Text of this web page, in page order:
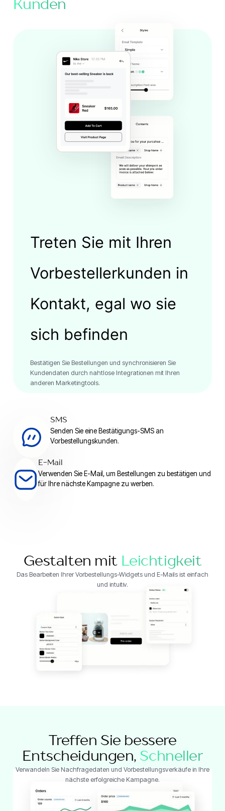
Kunden
Treten Sie mit Ihren
Vorbestellerkunden in
Kontakt, egal wo sie
sich befinden
Bestätigen Sie Bestellungen und synchronisieren Sie
Kundendaten durch nahtlose Integrationen mit Ihren
anderen Marketingtools.
SMS
Senden Sie eine Bestätigungs-SMS an
Vorbestellungskunden.
E-Mail
Verwenden Sie E-Mail, um Bestellungen zu bestätigen und
für Ihre nächste Kampagne zu werben.
Gestalten mit Leichtigkeit
Das Bearbeiten Ihrer Vorbestellungs-Widgets und E-Mails ist einfach
und intuitiv.
Treffen Sie bessere
Entscheidungen, Schneller
Verwandeln Sie Nachfragedaten und Vorbestellungsverkäufe in Ihre
nächste erfolgreiche Kampagne.